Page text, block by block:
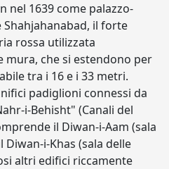
nel 1639 come palazzo-
il forte
rossa utilizzata
mura, che si estendono per
tra i 16 e i 33 metri.
padiglioni connessi da
i-Behisht" (Canali del
il Diwan-i-Aam (sala
i-Khas (sala delle
altri edifici riccamente